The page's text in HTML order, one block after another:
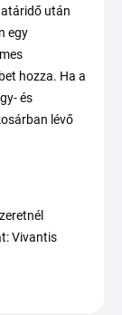
után
egy
hozza. Ha a
és
lévő
Vivantis